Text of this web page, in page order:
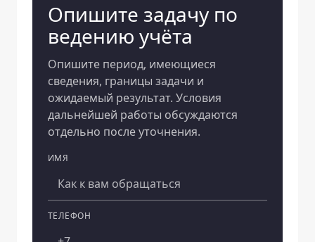
Опишите задачу по
ведению учёта
Опишите период, имеющиеся
сведения, границы задачи и
ожидаемый результат. Условия
дальнейшей работы обсуждаются
отдельно после уточнения.
ИМЯ
ТЕЛЕФОН
Компания